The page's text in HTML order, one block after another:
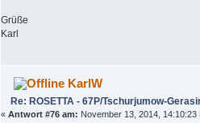
Grüße
Karl
KarlW
Re: ROSETTA - 67P/Tschurjumow-
« Antwort #76 am: November 13, 2014, 14:10:23